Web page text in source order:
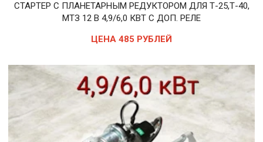
СТАРТЕР С ПЛАНЕТАРНЫМ РЕДУКТОРОМ ДЛЯ Т-25,Т-40,
МТЗ 12 В 4,9/6,0 КВТ С ДОП. РЕЛЕ
ЦЕНА 485 РУБЛЕЙ